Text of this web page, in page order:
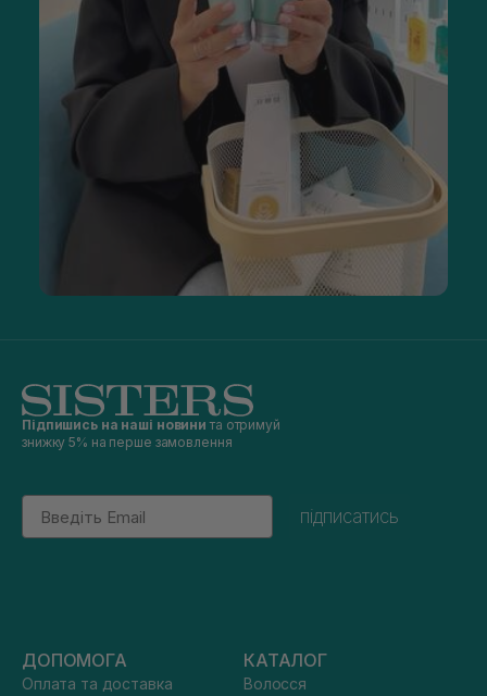
Підпишись на наші новини та отримуй
знижку 5% на перше замовлення
Email
підписатись
ДОПОМОГА
Оплата та доставка
КАТАЛОГ
Волосся